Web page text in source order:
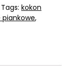
Tags: kokon
piankowe,